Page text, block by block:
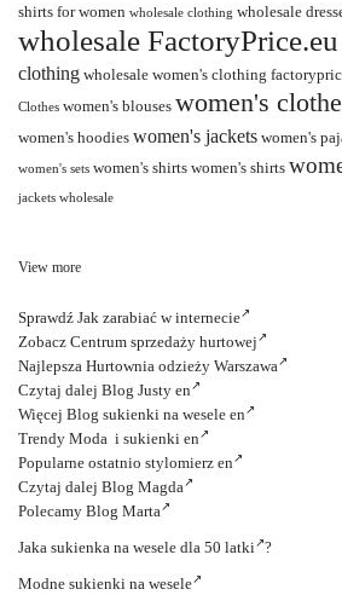
shirts for women wholesale clothing wholesale
wholesale FactoryPrice.eu
clothing wholesale women's clothing
Clothes women's blouses women's
women's hoodies women's jackets women's
women's sets women's shirts women's shirts
jackets wholesale
View more
Sprawdź Jak zarabiać w internecie
Zobacz Centrum sprzedaży hurtowej
Najlepsza Hurtownia odzieży Warszawa
Czytaj dalej Blog Justy en
Więcej Blog sukienki na wesele en
Trendy Moda i sukienki en
Popularne ostatnio stylomierz en
Czytaj dalej Blog Magda
Polecamy Blog Marta
Jaka sukienka na wesele dla 50 latki ?
Modne sukienki na wesele